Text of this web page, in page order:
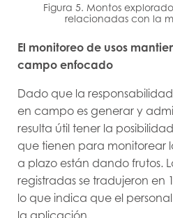
Figura 5. Montos
relacionadas con la
El monitoreo de usos
campo enfocado
Dado que la
en campo es generar y
resulta útil tener la
que tienen para monitorear
a plazo están dando frutos.
registradas se tradujeron en
lo que indica que el
la aplicación.